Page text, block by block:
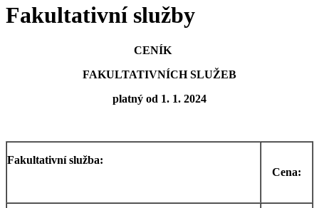
Fakultativní služby
CENÍK
FAKULTATIVNÍCH SLUŽEB
platný od 1. 1. 2024
Fakultativní služba:
Cena: